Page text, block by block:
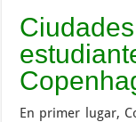
En primer lugar,